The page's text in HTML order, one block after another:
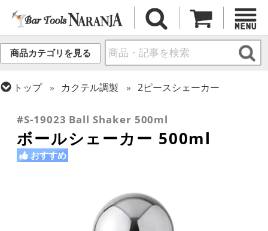
商品カテゴリを見る
トップ カクテル調製
2ピースシェーカー
#S-19023 Ball Shaker 500ml
ボールシェーカー 500ml
おすすめ